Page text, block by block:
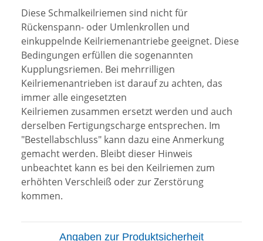
Diese Schmalkeilriemen sind nicht für
Rückenspann- oder Umlenkrollen und
einkuppelnde Keilriemenantriebe geeignet. Diese
Bedingungen erfüllen die sogenannten
Kupplungsriemen. Bei mehrrilligen
Keilriemenantrieben ist darauf zu achten, das
immer alle eingesetzten
Keilriemen zusammen ersetzt werden und auch
derselben Fertigungscharge entsprechen. Im
"Bestellabschluss" kann dazu eine Anmerkung
gemacht werden. Bleibt dieser Hinweis
unbeachtet kann es bei den Keilriemen zum
erhöhten Verschleiß oder zur Zerstörung
kommen.
Angaben zur Produktsicherheit